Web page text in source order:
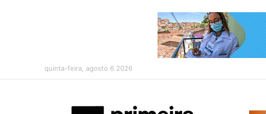
quinta-feira, agosto 6 2026